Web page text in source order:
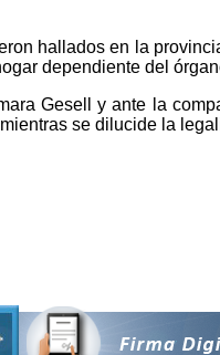
hallados en la
dependiente del
Gesell y ante la
se dilucide la